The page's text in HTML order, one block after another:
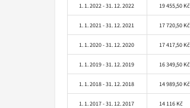
1. 1. 2022 - 31. 12. 2022 19 455,50 Kč
1. 1. 2021 - 31. 12. 2021 17 720,50 Kč
1. 1. 2020 - 31. 12. 2020 17 417,50 Kč
1. 1. 2019 - 31. 12. 2019 16 349,50 Kč
1. 1. 2018 - 31. 12. 2018 14 989,50 Kč
1. 1. 2017 - 31. 12. 2017 14 116 Kč